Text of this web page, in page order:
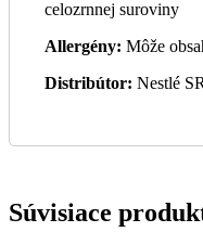
celozrnnej suroviny
Allergény: Môže
Distribútor: Nestlé
Súvisiace